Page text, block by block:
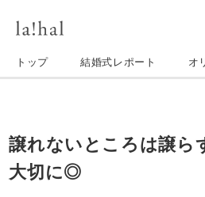
トップ 結婚式レポート オ
譲れないところは譲ら
大切に◎